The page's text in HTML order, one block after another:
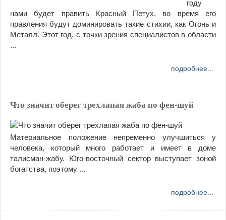
году
нами будет править Красный Петух, во время его
правления будут доминировать такие стихии, как Огонь и
Металл. Этот год, с точки зрения специалистов в области
...
подробнее...
Что значит оберег трехлапая жаба по фен-шуй
Материальное положение непременно улучшиться у
человека, который много работает и имеет в доме
талисман-жабу. Юго-восточный сектор выступает зоной
богатства, поэтому ...
подробнее...